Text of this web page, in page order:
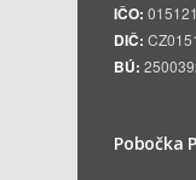
IČO:
DIČ:
BÚ:
Pobočka